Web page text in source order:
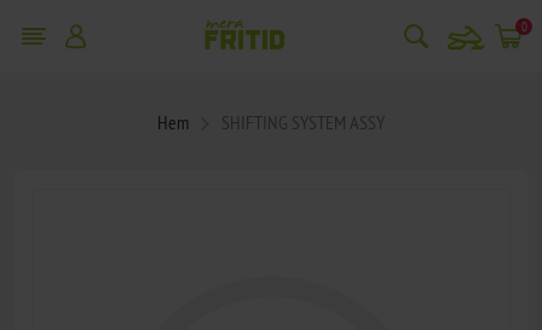
snowmobile 0
Hem SHIFTING SYSTEM ASSY